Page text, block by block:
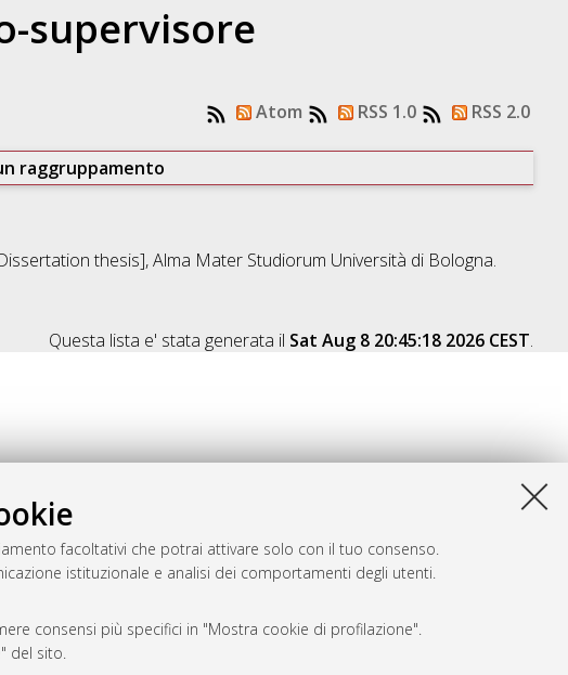
facoltativi che potrai attivare solo con il tuo consenso.
istituzionale e analisi dei comportamenti degli utenti.
consensi più specifici in "Mostra cookie di profilazione".
del sito.
supervisore
Atom RSS 1.0 RSS 2.0
raggruppamento
thesis], Alma Mater Studiorum Università di Bologna.
Questa lista e' stata generata il Sat Aug 8 20:45:18 2026 CEST.